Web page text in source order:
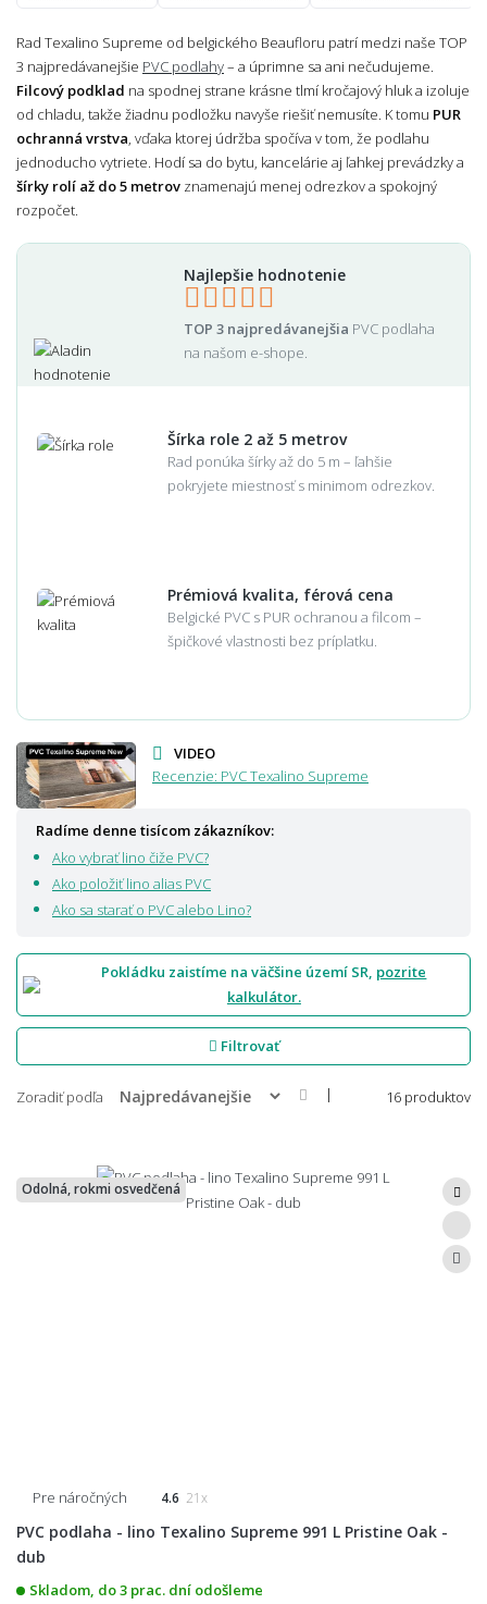
Radíme denne tisícom zákazníkov:
Ako vybrať lino čiže PVC?
Ako položiť lino alias PVC
Ako sa starať o PVC alebo Lino?
VIDEO
Recenzie: PVC Texalino Supreme
Rad Texalino Supreme od belgického Beaufloru patrí medzi naše TOP
3 najpredávanejšie PVC podlahy– a úprimne sa ani nečudujeme.
Filcový podklad na spodnej strane krásne tlmí kročajový hluk a izoluje
od chladu, takže žiadnu podložku navyše riešiť nemusíte. K tomu PUR
ochranná vrstva , vďaka ktorej údržba spočíva v tom, že podlahu
jednoducho vytriete. Hodí sa do bytu, kancelárie aj ľahkej prevádzky a
šírky rolí až do 5 metrov znamenajú menej odrezkov a spokojný
rozpočet.
Najlepšie hodnotenie
TOP 3 najpredávanejšia PVC podlaha
na našom e-shope.
Šírka role 2 až 5 metrov
Rad ponúka šírky až do 5 m – ľahšie
pokryjete miestnosť s minimom odrezkov.
Prémiová kvalita, férová cena
Belgické PVC s PUR ochranou a filcom –
špičkové vlastnosti bez príplatku.
Pokládku zaistíme na väčšine území SR, pozrite
kalkulátor.
Filtrovať
Zoradiť podľa | 16 produktov
Odolná, rokmi osvedčená
Pre náročných 4.6 21x
PVC podlaha - lino Texalino Supreme 991 L Pristine Oak -
dub
Skladom, do 3 prac. dní odošleme